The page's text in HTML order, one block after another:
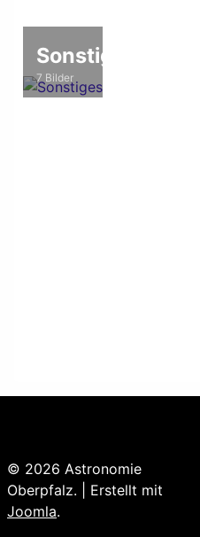
Sonstiges
7 Bilder
© 2026 Astronomie
Oberpfalz. | Erstellt mit
Joomla.